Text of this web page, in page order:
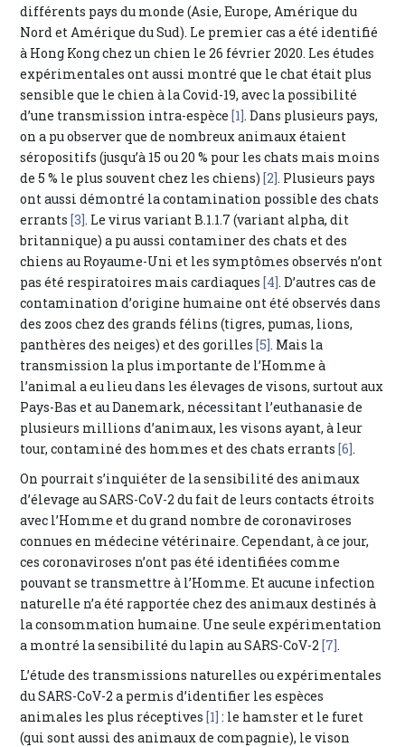
différents pays du monde (Asie, Europe, Amérique du
Nord et Amérique du Sud). Le premier cas a été identifié
à Hong Kong chez un chien le 26 février 2020. Les études
expérimentales ont aussi montré que le chat était plus
sensible que le chien à la Covid-19, avec la possibilité
d’une transmission intra-espèce[1]. Dans plusieurs pays,
on a pu observer que de nombreux animaux étaient
séropositifs (jusqu’à 15 ou 20 % pour les chats mais moins
de 5 % le plus souvent chez les chiens)[2]. Plusieurs pays
ont aussi démontré la contamination possible des chats
errants[3]. Le virus variant B.1.1.7 (variant alpha, dit
britannique) a pu aussi contaminer des chats et des
chiens au Royaume-Uni et les symptômes observés n’ont
pas été respiratoires mais cardiaques[4]. D’autres cas de
contamination d’origine humaine ont été observés dans
des zoos chez des grands félins (tigres, pumas, lions,
panthères des neiges) et des gorilles[5]. Mais la
transmission la plus importante de l’Homme à
l’animal a eu lieu dans les élevages de visons, surtout aux
Pays-Bas et au Danemark, nécessitant l’euthanasie de
plusieurs millions d’animaux, les visons ayant, à leur
tour, contaminé des hommes et des chats errants[6].
On pourrait s’inquiéter de la sensibilité des animaux
d’élevage au SARS-CoV-2 du fait de leurs contacts étroits
avec l’Homme et du grand nombre de coronaviroses
connues en médecine vétérinaire. Cependant, à ce jour,
ces coronaviroses n’ont pas été identifiées comme
pouvant se transmettre à l’Homme. Et aucune infection
naturelle n’a été rapportée chez des animaux destinés à
la consommation humaine. Une seule expérimentation
a montré la sensibilité du lapin au SARS-CoV-2[7].
L’étude des transmissions naturelles ou expérimentales
du SARS-CoV-2 a permis d’identifier les espèces
animales les plus réceptives[1] : le hamster et le furet
(qui sont aussi des animaux de compagnie), le vison